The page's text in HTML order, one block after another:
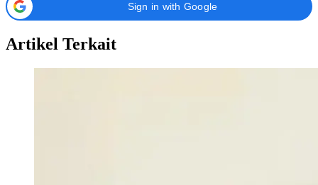
Sign in with Google
Artikel Terkait